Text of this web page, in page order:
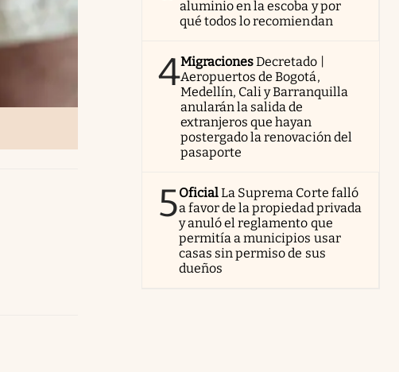
aluminio en la escoba y por
qué todos lo recomiendan
4MigracionesDecretado |
Aeropuertos de Bogotá,
Medellín, Cali y Barranquilla
anularán la salida de
extranjeros que hayan
postergado la renovación del
pasaporte
5OficialLa Suprema Corte falló
a favor de la propiedad privada
y anuló el reglamento que
permitía a municipios usar
casas sin permiso de sus
dueños